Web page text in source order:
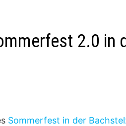
2.0 in
Sommerfest in der